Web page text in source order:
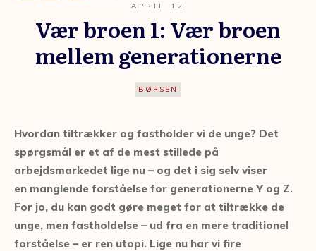
APRIL 12
Vær broen 1: Vær broen
mellem generationerne
BØRSEN
Hvordan tiltrækker og fastholder vi de unge? Det
spørgsmål er et af de mest stillede på
arbejdsmarkedet lige nu – og det i sig selv viser
en manglende forståelse for generationerne Y og Z.
For jo, du kan godt gøre meget for at tiltrække de
unge, men fastholdelse – ud fra en mere traditionel
forståelse – er ren utopi. Lige nu har vi fire